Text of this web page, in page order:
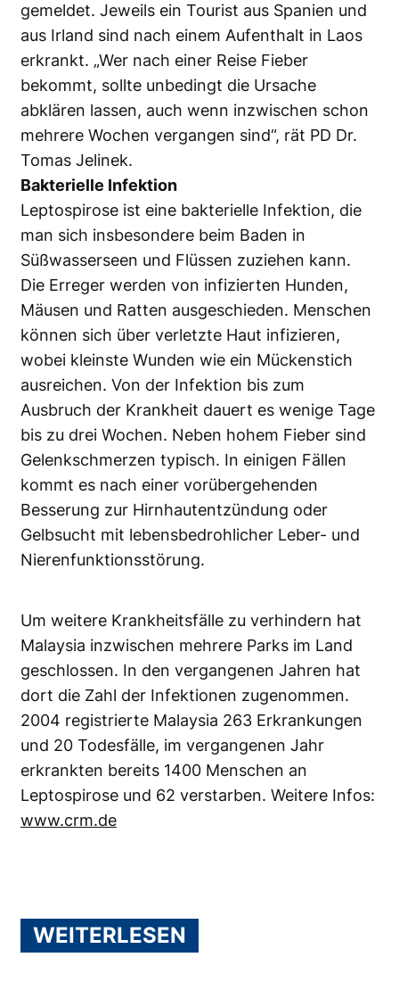
gemeldet. Jeweils ein Tourist aus Spanien und
aus Irland sind nach einem Aufenthalt in Laos
erkrankt. „Wer nach einer Reise Fieber
bekommt, sollte unbedingt die Ursache
abklären lassen, auch wenn inzwischen schon
mehrere Wochen vergangen sind“, rät PD Dr.
Tomas Jelinek.
Bakterielle Infektion
Leptospirose ist eine bakterielle Infektion, die
man sich insbesondere beim Baden in
Süßwasserseen und Flüssen zuziehen kann.
Die Erreger werden von infizierten Hunden,
Mäusen und Ratten ausgeschieden. Menschen
können sich über verletzte Haut infizieren,
wobei kleinste Wunden wie ein Mückenstich
ausreichen. Von der Infektion bis zum
Ausbruch der Krankheit dauert es wenige Tage
bis zu drei Wochen. Neben hohem Fieber sind
Gelenkschmerzen typisch. In einigen Fällen
kommt es nach einer vorübergehenden
Besserung zur Hirnhautentzündung oder
Gelbsucht mit lebensbedrohlicher Leber- und
Nierenfunktionsstörung.
Um weitere Krankheitsfälle zu verhindern hat
Malaysia inzwischen mehrere Parks im Land
geschlossen. In den vergangenen Jahren hat
dort die Zahl der Infektionen zugenommen.
2004 registrierte Malaysia 263 Erkrankungen
und 20 Todesfälle, im vergangenen Jahr
erkrankten bereits 1400 Menschen an
Leptospirose und 62 verstarben. Weitere Infos:
www.crm.de
WEITERLESEN